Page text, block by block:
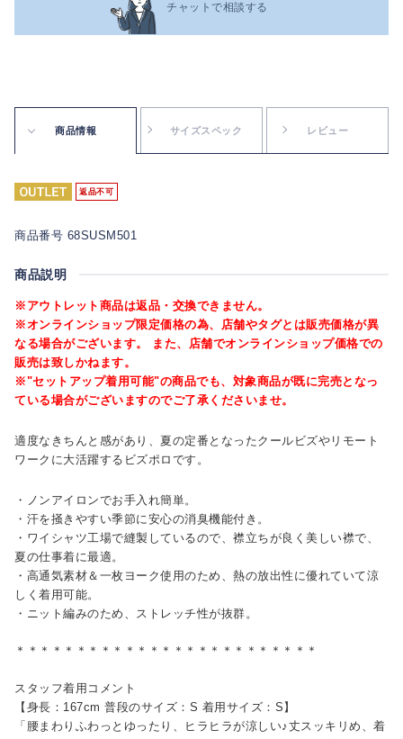
チャットで相談する
商品情報 サイズスペック レビュー
返品不可
商品番号 68SUSM501
商品説明
※アウトレット商品は返品・交換できません。
※オンラインショップ限定価格の為、店舗やタグとは販売価格が異
なる場合がございます。 また、店舗でオンラインショップ価格での
販売は致しかねます。
※"セットアップ着用可能"の商品でも、対象商品が既に完売となっ
ている場合がございますのでご了承くださいませ。
適度なきちんと感があり、夏の定番となったクールビズやリモート
ワークに大活躍するビズポロです。
・ノンアイロンでお手入れ簡単。
・汗を掻きやすい季節に安心の消臭機能付き。
・ワイシャツ工場で縫製しているので、襟立ちが良く美しい襟で、
夏の仕事着に最適。
・高通気素材＆一枚ヨーク使用のため、熱の放出性に優れていて涼
しく着用可能。
・ニット編みのため、ストレッチ性が抜群。
＊＊＊＊＊＊＊＊＊＊＊＊＊＊＊＊＊＊＊＊＊＊＊＊＊
スタッフ着用コメント
【身長：167cm 普段のサイズ：S 着用サイズ：S】
「腰まわりふわっとゆったり、ヒラヒラが涼しい♪丈スッキリめ、着